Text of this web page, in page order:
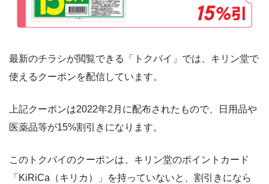
最新のチラシが閲覧できる「トクバイ」では、キリン堂で
使えるクーポンを配信しています。
上記クーポンは2022年2月に配布されたもので、日用品や
医薬品等が15%割引きになります。
このトクバイのクーポンは、キリン堂のポイントカード
「KiRiCa（キリカ）」を持っていないと、割引きになら